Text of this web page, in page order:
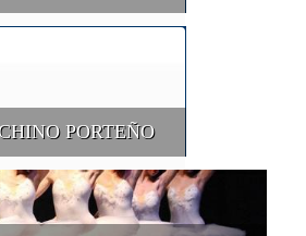
PORTEÑO